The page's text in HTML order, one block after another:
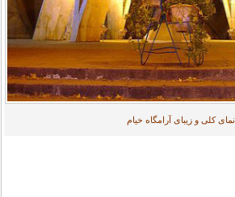
نمای کلی و زیبای آرامگاه خیام